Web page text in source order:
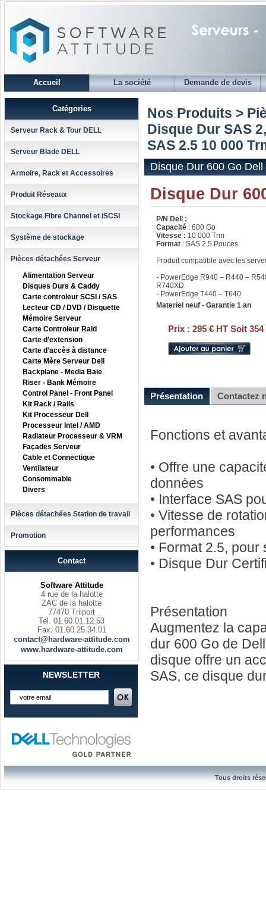
Accueil La société Demande de devis
Catégories
Serveur Rack & Tour DELL
Serveur Blade DELL
Armoire, Rack et Accessoires
Produit Réseaux
Stockage Fibre Channel et iSCSI
Système de stockage
Pièces détachées Serveur
Alimentation Serveur
Disques Durs & Caddy
Carte controleur SCSI / SAS
Lecteur CD / DVD / Disquette
Mémoire Serveur
Carte Controleur Raid
Carte d'extension
Carte d'accès à distance
Carte Mère Serveur Dell
Backplane - Media Baie
Riser - Bank Mémoire
Control Panel - Front Panel
Kit Rack / Rails
Kit Processeur Dell
Processeur Intel / AMD
Radiateur Processeur & VRM
Façades Serveur
Cable et Connectique
Ventilateur
Consommable
Divers
Pièces détachées Station de travail
Promotion
Contact
Software Attitude
4 rue de la halotte
ZAC de la halotte
77470 Trilport
Tel. 01.60.01.12.53
Fax. 01.60.25.34.01
contact@hardware-attitude.com
www.hardware-attitude.com
NEWSLETTER
Nos Produits >
Disque Dur SAS
SAS 2.5 10 000
Disque Dur 600 Go
Disque Dur
P/N Dell :
Capacité : 600 Go
Vitesse : 10 000 Trm
Format : SAS 2.5 Pouces
Produit compatible avec les
- PowerEdge R940 – R440 –
R740XD
- PowerEdge T440 – T640
Materiel neuf - Garantie 1 an
Prix : 295 € HT Soit 354
Présentation Contactez
Fonctions et
• Offre une
données
• Interface SAS
• Vitesse de
performances
• Format 2.5,
• Disque Dur
Présentation
Augmentez la
dur 600 Go de
disque offre un
SAS, ce disque
Tous droits